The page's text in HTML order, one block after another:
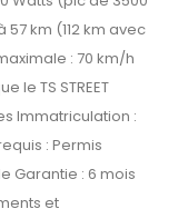
km (112 km avec
: 70 km/h
le TS STREET
Immatriculation :
: Permis
Garantie : 6 mois
et